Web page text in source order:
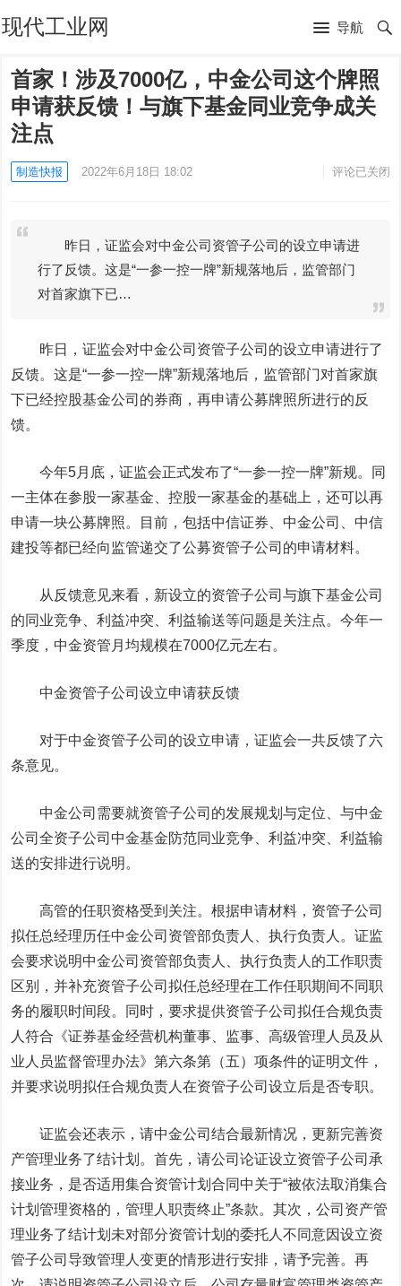
现代工业网 导航
首家！涉及7000亿，中金公司这个牌照
申请获反馈！与旗下基金同业竞争成关
注点
制造快报 2022年6月18日 18:02 评论已关闭
昨日，证监会对中金公司资管子公司的设立申请进
行了反馈。这是“一参一控一牌”新规落地后，监管部门
对首家旗下已…
昨日，证监会对中金公司 资管子公司的设立申请进行了
反馈。这是“一参一控一牌”新规落地后，监管部门对首家旗
下已经控股基金公司的券商，再申请公募牌照所进行的反
馈。
今年5月底，证监会正式发布了“一参一控一牌”新规。同
一主体在参股一家基金、控股一家基金的基础上，还可以再
申请一块公募牌照。目前，包括中信证券 、中金公司、 中信
建投等都已经向监管递交了公募资管子公司的申请材料。
从反馈意见来看，新设立的资管子公司与旗下基金公司
的同业竞争、利益冲突、利益输送等问题是关注点。今年一
季度，中金资管月均规模在7000亿元左右。
中金资管子公司设立申请获反馈
对于中金资管子公司的设立申请，证监会一共反馈了六
条意见。
中金公司需要就资管子公司的发展规划与定位、与中金
公司全资子公司中金基金防范同业竞争、利益冲突、利益输
送的安排进行说明。
高管的任职资格受到关注。根据申请材料，资管子公司
拟任总经理历任中金公司资管部负责人、执行负责人。证监
会要求说明中金公司资管部负责人、执行负责人的工作职责
区别，并补充资管子公司拟任总经理在工作任职期间不同职
务的履职时间段。同时，要求提供资管子公司拟任合规负责
人符合《证券基金经营机构董事、监事、高级管理人员及从
业人员监督管理办法》第六条第（五）项条件的证明文件，
并要求说明拟任合规负责人在资管子公司设立后是否专职。
证监会还表示，请中金公司结合最新情况，更新完善资
产管理业务了结计划。首先，请公司论证设立资管子公司承
接业务，是否适用集合资管计划合同中关于“被依法取消集合
计划管理资格的，管理人职责终止”条款。其次，公司资产管
理业务了结计划未对部分资管计划的委托人不同意因设立资
管子公司导致管理人变更的情形进行安排，请予完善。再